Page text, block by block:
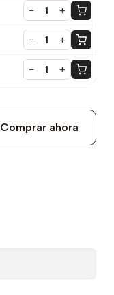
− 1 +
− 1 +
− 1 +
Comprar ahora